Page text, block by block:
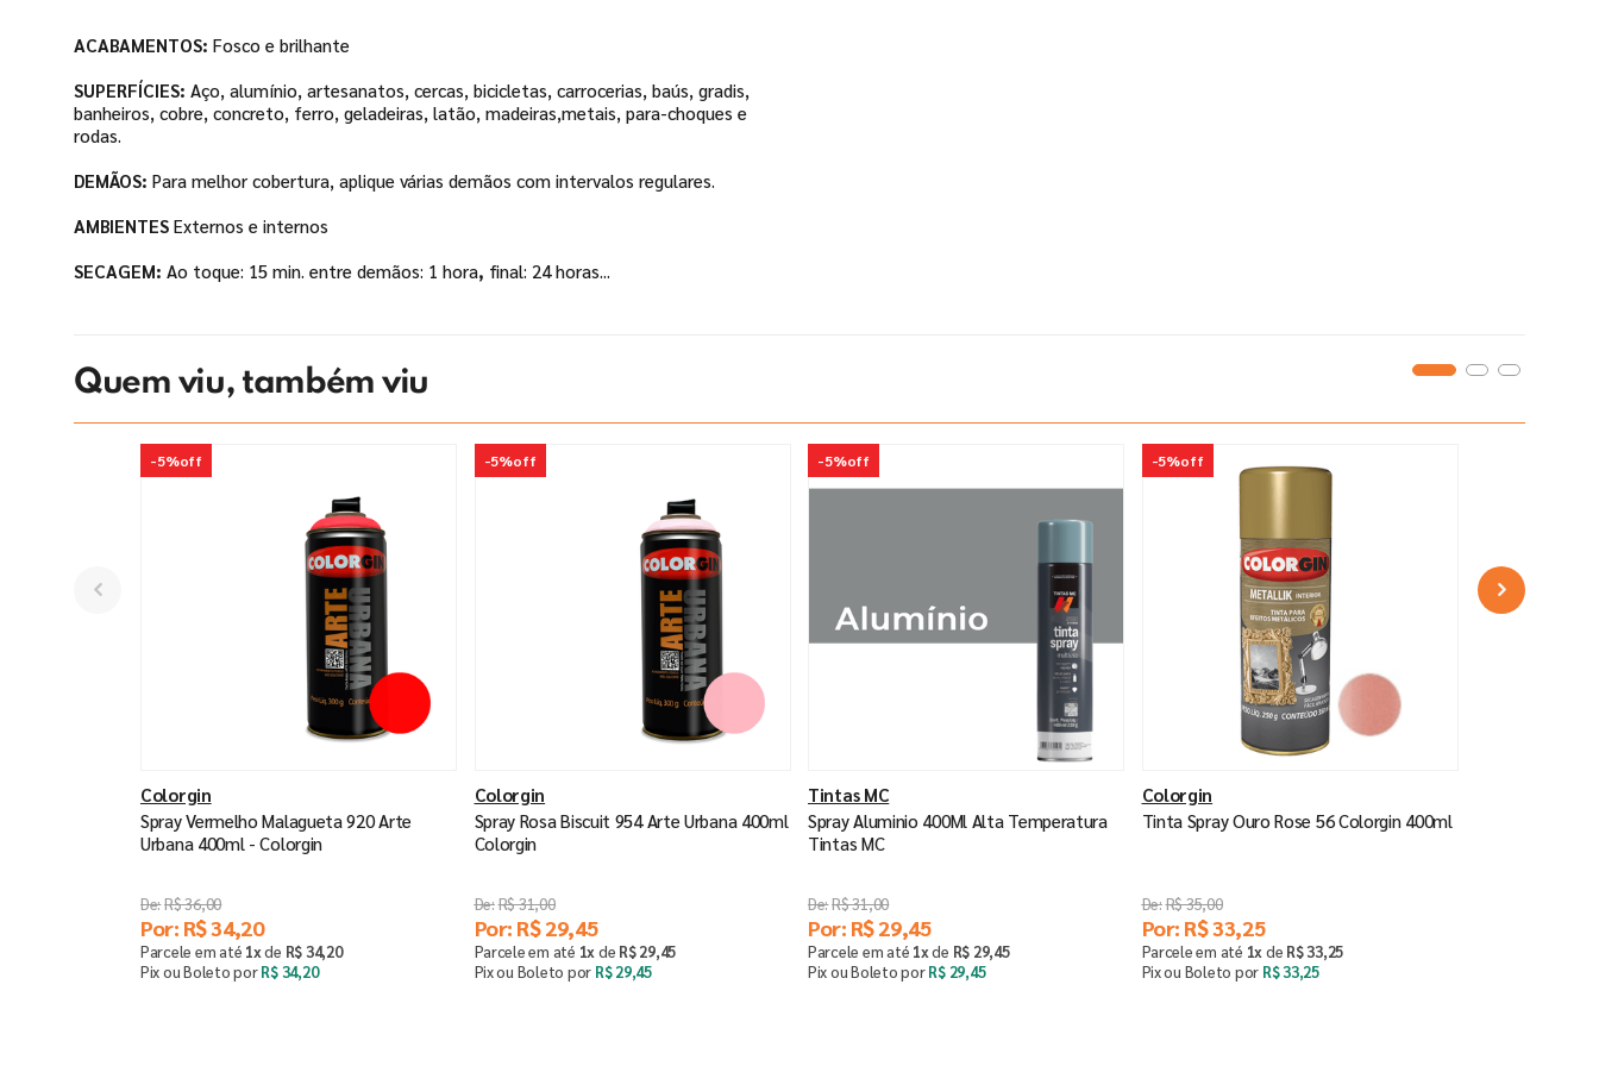
ACABAMENTOS: Fosco e brilhante
SUPERFÍCIES: Aço, alumínio, artesanatos, cercas, bicicletas, carrocerias, baús, gradis,
banheiros, cobre, concreto, ferro, geladeiras, latão, madeiras,metais, para-choques e
rodas.
DEMÃOS: Para melhor cobertura, aplique várias demãos com intervalos regulares.
AMBIENTES Externos e internos
SECAGEM: Ao toque: 15 min. entre demãos: 1 hora, final: 24 horas...
Quem viu, também viu
-5%off
Colorgin
Spray Vermelho Malagueta 920 Arte
Urbana 400ml - Colorgin
R$36,00
Por: R$34,20
Parcele em até 1xde R$ 34,20
Pix ou Boleto porR$ 34,20
-5%off
Colorgin
Spray Rosa Biscuit 954 Arte Urbana 400ml
Colorgin
R$31,00
Por: R$ 29,45
Parcele em até 1xde R$ 29,45
Pix ou Boleto por R$ 29,45
-5%off
Tintas MC
Spray Aluminio 400Ml Alta Temperatura
Tintas MC
R$31,00
Por: R$29,45
Parcele em até 1xde R$ 29,45
Pix ou Boleto porR$ 29,45
-5%off
Colorgin
Tinta Spray Ouro Rose 56 Colorgin 400ml
R$35,00
Por: R$33,25
Parcele em até 1xde R$ 33,25
Pix ou Boleto por R$ 33,25